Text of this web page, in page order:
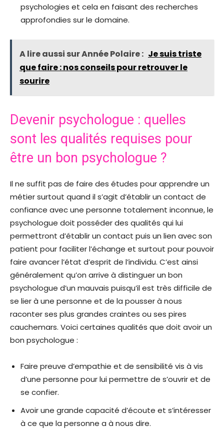
psychologies et cela en faisant des recherches
approfondies sur le domaine.
A lire aussi sur Année Polaire : Je suis triste
que faire : nos conseils pour retrouver le
sourire
Devenir psychologue : quelles
sont les qualités requises pour
être un bon psychologue ?
Il ne suffit pas de faire des études pour apprendre un
métier surtout quand il s’agit d’établir un contact de
confiance avec une personne totalement inconnue, le
psychologue doit posséder des qualités qui lui
permettront d’établir un contact puis un lien avec son
patient pour faciliter l’échange et surtout pour pouvoir
faire avancer l’état d’esprit de l’individu. C’est ainsi
généralement qu’on arrive à distinguer un bon
psychologue d’un mauvais puisqu’il est très difficile de
se lier à une personne et de la pousser à nous
raconter ses plus grandes craintes ou ses pires
cauchemars. Voici certaines qualités que doit avoir un
bon psychologue :
Faire preuve d’empathie et de sensibilité vis à vis
d’une personne pour lui permettre de s’ouvrir et de
se confier.
Avoir une grande capacité d’écoute et s’intéresser
à ce que la personne a à nous dire.